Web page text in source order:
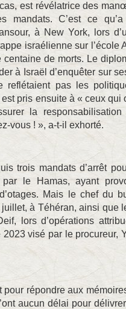
est révélatrice des
mandats. C’est ce
à New York, lors
israélienne sur l’école
de morts. Le
à Israël d’enquêter sur
reflétaient pas les
pris ensuite à « ceux
la
vous ! », a-t-il exhorté.
trois mandats d’arrêt
le Hamas, ayant
Mais le chef du
à Téhéran, ainsi que
lors d’opérations
visé par le procureur,
pour répondre aux
aucun délai pour